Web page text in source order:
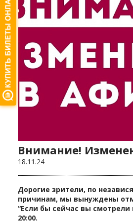
Внимание!
18.11.24
Дорогие зрители, по
причинам, мы вынуждены
“Если бы сейчас вы смотрели
20:00.